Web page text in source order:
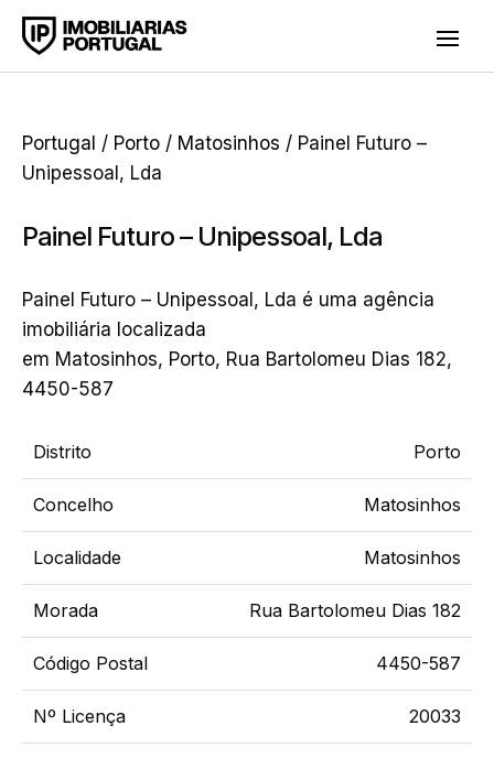
Portugal / Porto / Matosinhos / Painel Futuro –
Unipessoal, Lda
Painel Futuro – Unipessoal, Lda
Painel Futuro – Unipessoal, Lda é uma agência
imobiliária localizada
em Matosinhos, Porto, Rua Bartolomeu Dias 182,
4450-587
Distrito Porto
Concelho Matosinhos
Localidade Matosinhos
Morada Rua Bartolomeu Dias 182
Código Postal 4450-587
Nº Licença 20033